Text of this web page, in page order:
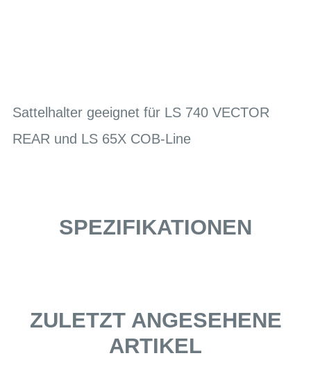
Sattelhalter geeignet für LS 740 VECTOR
REAR und LS 65X COB-Line
SPEZIFIKATIONEN
ZULETZT ANGESEHENE
ARTIKEL